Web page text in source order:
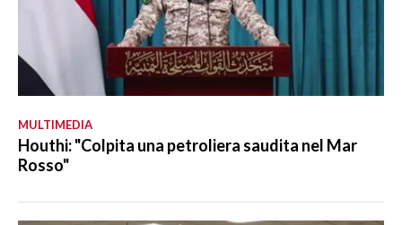
MULTIMEDIA
Houthi: "Colpita una petroliera saudita nel Mar
Rosso"